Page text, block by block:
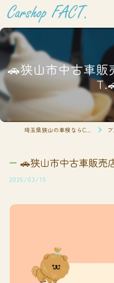
🚗狭山市中古車販
ブログ
🚗狭山市中古車販売
2025/03/15